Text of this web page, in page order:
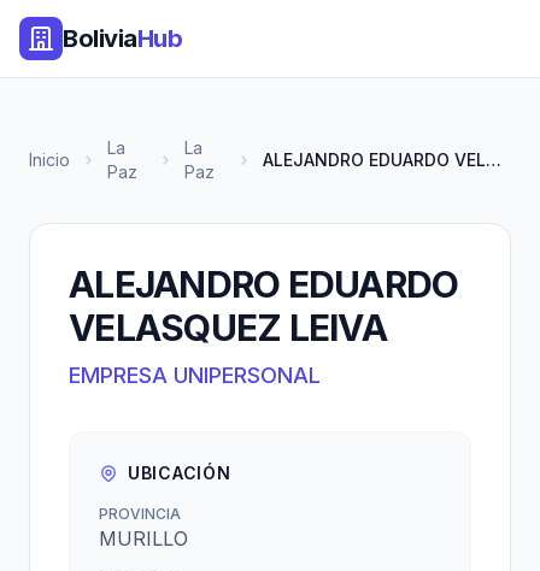
BoliviaHub
Inicio
La
Paz
La
Paz
ALEJANDRO EDUARDO VELASQUEZ LE...
ALEJANDRO EDUARDO
VELASQUEZ LEIVA
EMPRESA UNIPERSONAL
UBICACIÓN
PROVINCIA
MURILLO